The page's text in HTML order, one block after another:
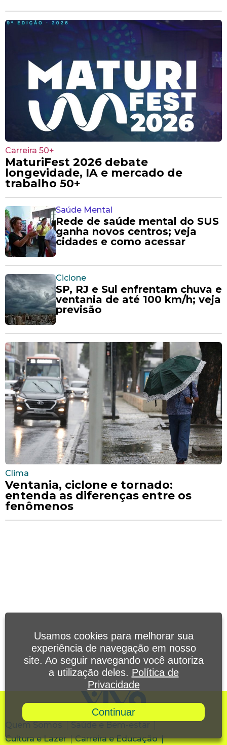
Carreira 50+
MaturiFest 2026 debate
longevidade, IA e mercado de
trabalho 50+
Saúde Mental
Rede de saúde mental do SUS
ganha novos centros; veja
cidades e como acessar
Ciclone
SP, RJ e Sul enfrentam chuva e
ventania de até 100 km/h; veja
previsão
Clima
Ventania, ciclone e tornado:
entenda as diferenças entre os
fenômenos
Quem Somos
Saúde e Bem-estar
Cultura e Lazer
Carreira e Educação
Usamos cookies para melhorar sua
experiência de navegação em nosso
site. Ao seguir navegando você autoriza
a utilização deles. Política de
Privacidade
Continuar